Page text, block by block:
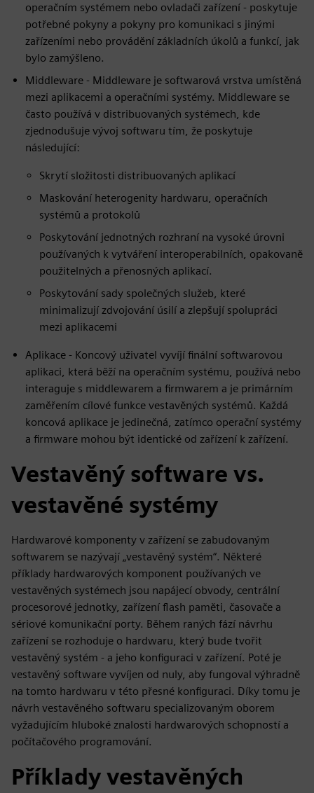
operačním systémem nebo ovladači zařízení - poskytuje
potřebné pokyny a pokyny pro komunikaci s jinými
zařízeními nebo provádění základních úkolů a funkcí, jak
bylo zamýšleno.
Middleware - Middleware je softwarová vrstva umístěná
mezi aplikacemi a operačními systémy. Middleware se
často používá v distribuovaných systémech, kde
zjednodušuje vývoj softwaru tím, že poskytuje
následující:
Skrytí složitosti distribuovaných aplikací
Maskování heterogenity hardwaru, operačních
systémů a protokolů
Poskytování jednotných rozhraní na vysoké úrovni
používaných k vytváření interoperabilních, opakovaně
použitelných a přenosných aplikací.
Poskytování sady společných služeb, které
minimalizují zdvojování úsilí a zlepšují spolupráci
mezi aplikacemi
Aplikace - Koncový uživatel vyvíjí finální softwarovou
aplikaci, která běží na operačním systému, používá nebo
interaguje s middlewarem a firmwarem a je primárním
zaměřením cílové funkce vestavěných systémů. Každá
koncová aplikace je jedinečná, zatímco operační systémy
a firmware mohou být identické od zařízení k zařízení.
Vestavěný software vs.
vestavěné systémy
Hardwarové komponenty v zařízení se zabudovaným
softwarem se nazývají „vestavěný systém“. Některé
příklady hardwarových komponent používaných ve
vestavěných systémech jsou napájecí obvody, centrální
procesorové jednotky, zařízení flash paměti, časovače a
sériové komunikační porty. Během raných fází návrhu
zařízení se rozhoduje o hardwaru, který bude tvořit
vestavěný systém - a jeho konfiguraci v zařízení. Poté je
vestavěný software vyvíjen od nuly, aby fungoval výhradně
na tomto hardwaru v této přesné konfiguraci. Díky tomu je
návrh vestavěného softwaru specializovaným oborem
vyžadujícím hluboké znalosti hardwarových schopností a
počítačového programování.
Příklady vestavěných